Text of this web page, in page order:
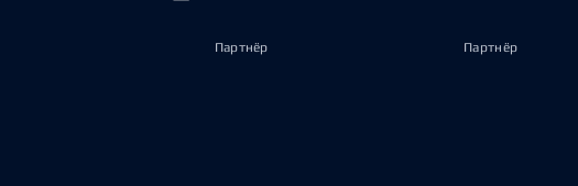
Партнёр Партнёр